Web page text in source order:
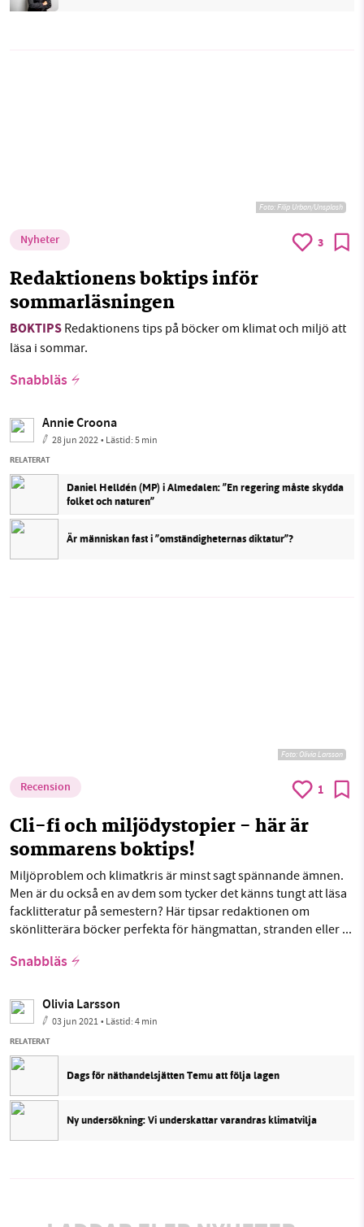
Foto: Filip Urban/Unsplash
Nyheter 3
Redaktionens boktips inför
sommarläsningen
BOKTIPS Redaktionens tips på böcker om klimat och miljö att
läsa i sommar.
Snabbläs
Annie Croona
28 jun 2022• Lästid:5 min
RELATERAT
Daniel Helldén (MP) i Almedalen: ”En regering måste skydda
folket och naturen”
Är människan fast i ”omständigheternas diktatur”?
Foto: Olivia Larsson
Recension 1
Cli-fi och miljödystopier - här är
sommarens boktips!
Miljöproblem och klimatkris är minst sagt spännande ämnen.
Men är du också en av dem som tycker det känns tungt att läsa
facklitteratur på semestern? Här tipsar redaktionen om
skönlitterära böcker perfekta för hängmattan, stranden eller ...
Snabbläs
Olivia Larsson
03 jun 2021• Lästid:4 min
RELATERAT
Dags för näthandelsjätten Temu att följa lagen
Ny undersökning: Vi underskattar varandras klimatvilja